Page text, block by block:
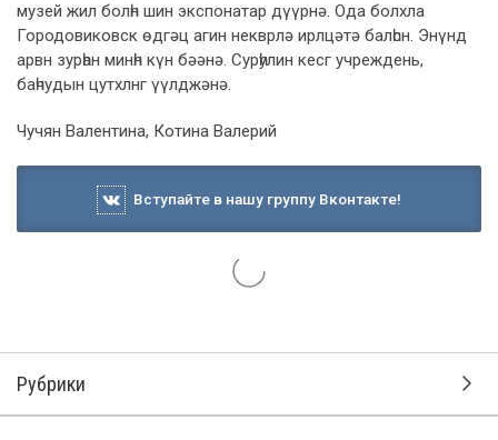
музей жил болһн шин экспонатар дүүрнә. Ода болхла
Городовиковск өдгәц агин некврлә ирлцәтә балһсн. Энүнд
арвн зурһан минһн күн бәәнә. Сурһулин кесг учреждень,
баһчудын цутхлнг үүлджәнә.
Чучян Валентина, Котина Валерий
Вступайте в нашу группу Вконтакте!
Рубрики